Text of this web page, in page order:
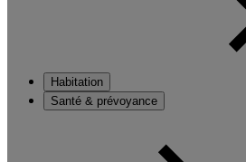
Habitation
Santé & prévoyance